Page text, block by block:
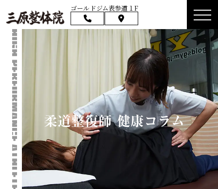
ゴールドジム表参道１F
柔道整復師 健康コラム